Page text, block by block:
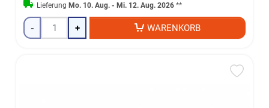
LieferungMo. 10. Aug. - Mi. 12. Aug. 2026 **
- + WARENKORB